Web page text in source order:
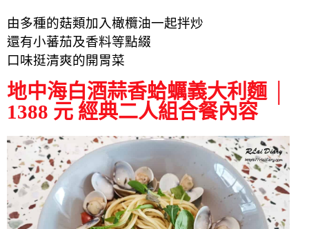
由多種的菇類加入橄欖油一起拌炒
還有小蕃茄及香料等點綴
口味挺清爽的開胃菜
地中海白酒蒜香蛤蠣義大利麵 │
1388 元 經典二人組合餐內容